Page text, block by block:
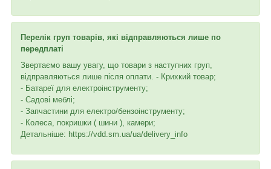
Перелік груп товарів, які відправляються лише по
передплаті
Звертаємо вашу увагу, що товари з наступних груп,
відправляються лише після оплати. - Крихкий товар;
- Батареї для електроінструменту;
- Садові меблі;
- Запчастини для електро/бензоінструменту;
- Колеса, покришки ( шини ), камери;
Детальніше: https://vdd.sm.ua/ua/delivery_info